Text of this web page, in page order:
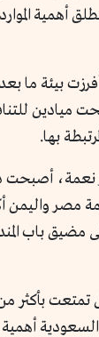
أهمية
بها.
أصبحت
مصر واليمن
مضيق باب
تمتعت بأكثر
أهمية